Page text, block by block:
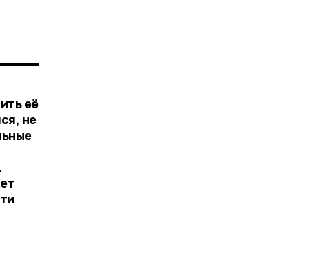
её
не